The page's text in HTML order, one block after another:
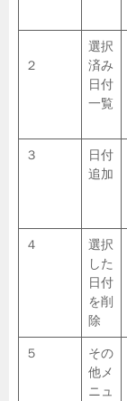
２
選択
済み
日付
一覧
３
日付
追加
４
選択
した
日付
を削
除
５
その
他メ
ニュ